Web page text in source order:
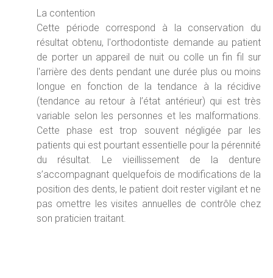
La contention
Cette période correspond à la conservation du
résultat obtenu, l'orthodontiste demande au patient
de porter un appareil de nuit ou colle un fin fil sur
l'arrière des dents pendant une durée plus ou moins
longue en fonction de la tendance à la récidive
(tendance au retour à l’état antérieur) qui est très
variable selon les personnes et les malformations.
Cette phase est trop souvent négligée par les
patients qui est pourtant essentielle pour la pérennité
du résultat. Le vieillissement de la denture
s’accompagnant quelquefois de modifications de la
position des dents, le patient doit rester vigilant et ne
pas omettre les visites annuelles de contrôle chez
son praticien traitant.